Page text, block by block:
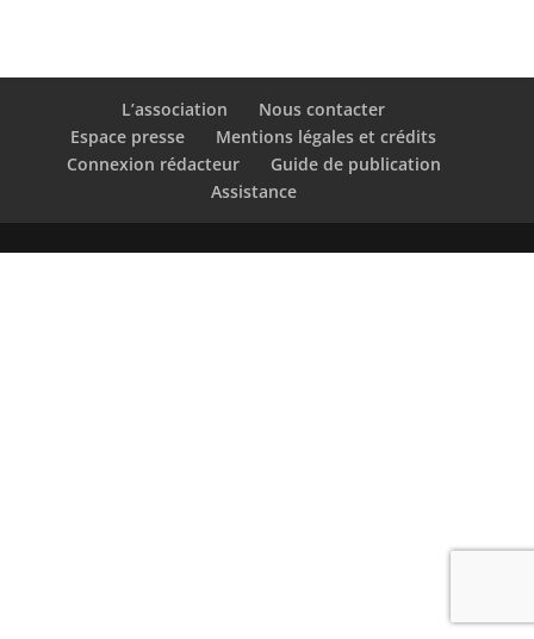
L’association
Nous contacter
Espace presse
Mentions légales et crédits
Connexion rédacteur
Guide de publication
Assistance